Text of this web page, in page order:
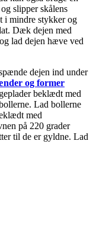
slipper skålens
i mindre stykker og
Dæk dejen med
lad dejen hæve ved
dejen ind under
og former
beklædt med
Lad bollerne
med
på 220 grader
til de er gyldne. Lad